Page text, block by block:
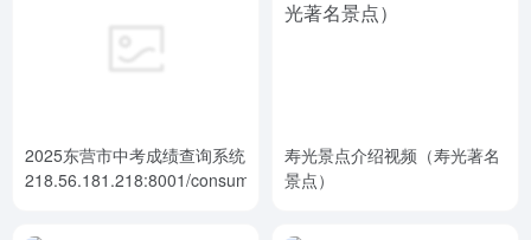
2025东营市中考成绩查询系统
218.56.181.218:8001/consumerlogin
寿光景点介绍视频（寿光著名
景点）